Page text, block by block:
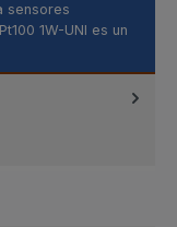
sensores
1W-UNI es un